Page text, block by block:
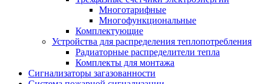
Многотарифные
Многофункциональные
Комплектующие
Устройства для распределения теплопотребления
Радиаторные распределители тепла
Комплекты для монтажа
Сигнализаторы загазованности